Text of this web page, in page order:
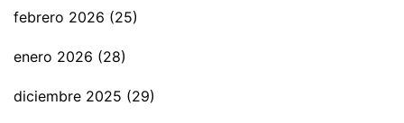
febrero 2026 (25)
enero 2026 (28)
diciembre 2025 (29)